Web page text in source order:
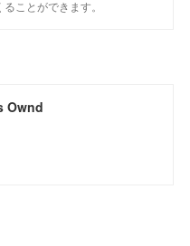
ことができます。
Ownd